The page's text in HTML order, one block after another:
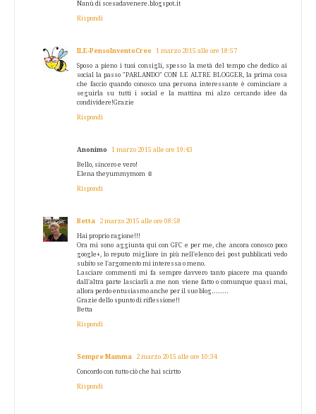
Nanù di scesadavenere.blogspot.it
Rispondi
ILE-PensoInventoCreo 1 marzo 2015 alle ore 18:57
Sposo a pieno i tuoi consigli, spesso la metà del tempo che dedico ai
social la passo "PARLANDO" CON LE ALTRE BLOGGER, la prima cosa
che faccio quando conosco una persona interessante è cominciare a
seguirla su tutti i social e la mattina mi alzo cercando idee da
condividere!Grazie
Rispondi
Anonimo 1 marzo 2015 alle ore 19:43
Bello, sincero e vero!
Elena theyummymom ☺️
Rispondi
Betta 2 marzo 2015 alle ore 08:58
Hai proprio ragione!!!
Ora mi sono aggiunta qui con GFC e per me, che ancora conosco poco
google+, lo reputo migliore in più nell'elenco dei post pubblicati vedo
subito se l'argomento mi interessa o meno.
Lasciare commenti mi fa sempre davvero tanto piacere ma quando
dall'altra parte lasciarli a me non viene fatto o comunque quasi mai,
allora perdo entusiasmo anche per il suo blog........
Grazie dello spunto di riflessione!!
Betta
Rispondi
Sempre Mamma 2 marzo 2015 alle ore 10:34
Concordo con tutto ciò che hai scirtto
Rispondi